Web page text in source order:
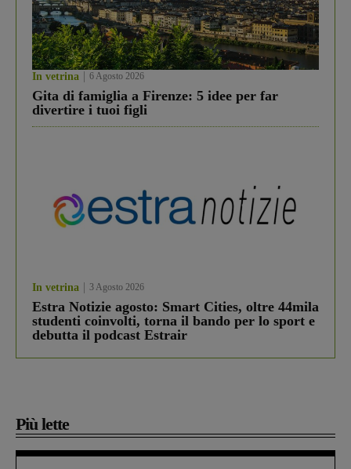
In vetrina 6 Agosto 2026
Gita di famiglia a Firenze: 5 idee per far
divertire i tuoi figli
In vetrina 3 Agosto 2026
Estra Notizie agosto: Smart Cities, oltre 44mila
studenti coinvolti, torna il bando per lo sport e
debutta il podcast Estrair
Più lette